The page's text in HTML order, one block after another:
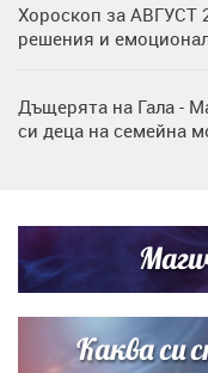
Хороскоп за АВГУСТ
решения и
Дъщерята на Гала -
си деца на семейна
Кортни Кокс и Джим
Дъщерята на Тодор
Братя Аргирови я
Каква си